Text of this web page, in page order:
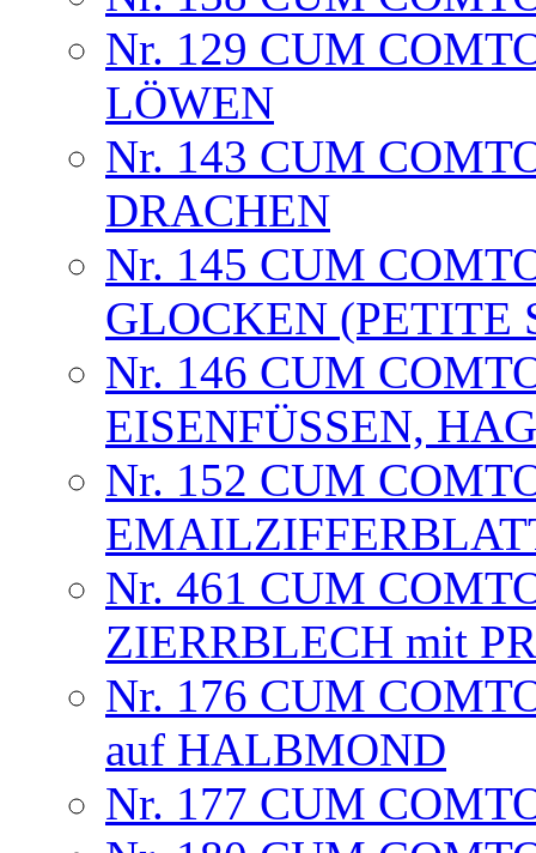
Nr. 129 CUM
LÖWEN
Nr. 143 CUM
DRACHEN
Nr. 145 CUM
GLOCKEN (PETITE
Nr. 146 CUM
EISENFÜSSEN,
Nr. 152 CUM
Nr. 461 CUM
ZIERRBLECH mit
Nr. 176 CUM
auf HALBMOND
Nr. 177 CUM